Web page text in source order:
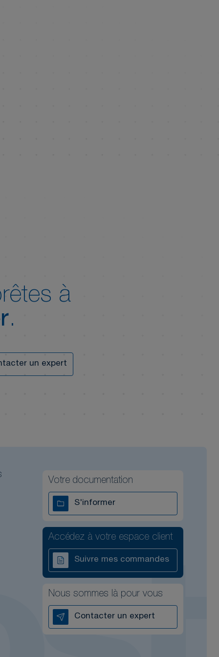
à
.
un expert
Votre documentation
S'informer
Accédez à votre espace client
Suivre mes commandes
Nous sommes là pour vous
Contacter un expert